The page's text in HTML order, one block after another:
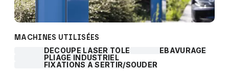
MACHINES UTILISÉES
DÉCOUPE LASER TÔLE
ÉBAVURAGE
PLIAGE INDUSTRIEL
FIXATIONS À SERTIR/SOUDER